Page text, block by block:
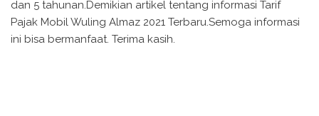
dan 5 tahunan.Demikian artikel tentang informasi Tarif
Pajak Mobil Wuling Almaz 2021 Terbaru.Semoga informasi
ini bisa bermanfaat. Terima kasih.